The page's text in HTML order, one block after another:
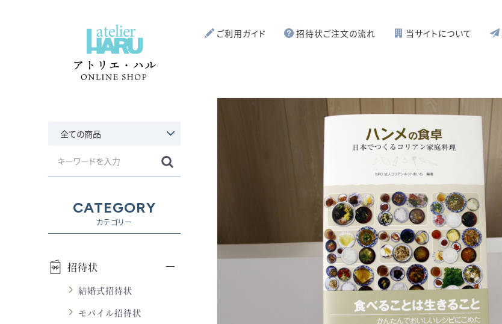
ご利用ガイド 招待状ご注文の流れ 当サイトについて
CATEGORY
カテゴリー
招待状
結婚式招待状
モバイル招待状